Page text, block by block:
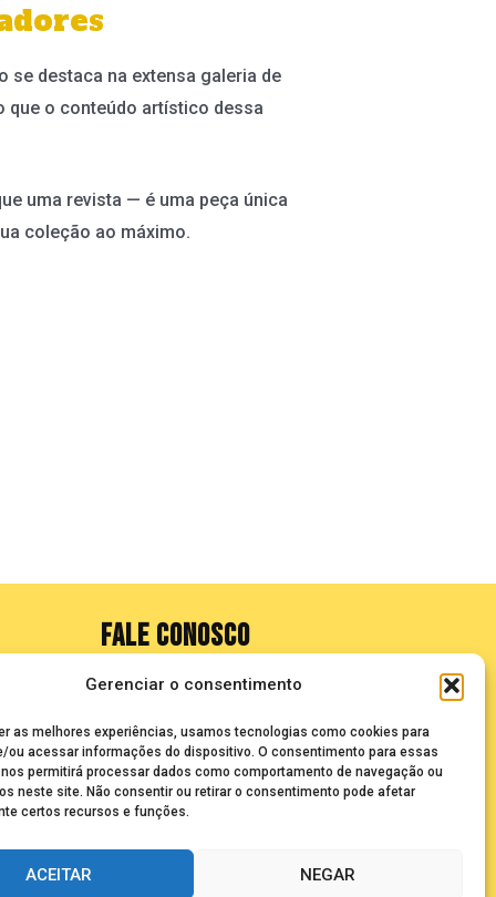
Gerenciar o consentimento
as melhores experiências, usamos tecnologias como cookies para
ou acessar informações do dispositivo. O consentimento para essas
permitirá processar dados como comportamento de navegação ou
neste site. Não consentir ou retirar o consentimento pode afetar
certos recursos e funções.
ACEITAR NEGAR
se destaca na extensa galeria de
que o conteúdo artístico dessa
uma revista — é uma peça única
coleção ao máximo.
FALE CONOSCO
seuze@bancadasantigas.com